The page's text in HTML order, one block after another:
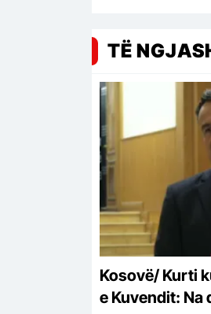
TË
Kosovë/ Kurti
e Kuvendit: Na